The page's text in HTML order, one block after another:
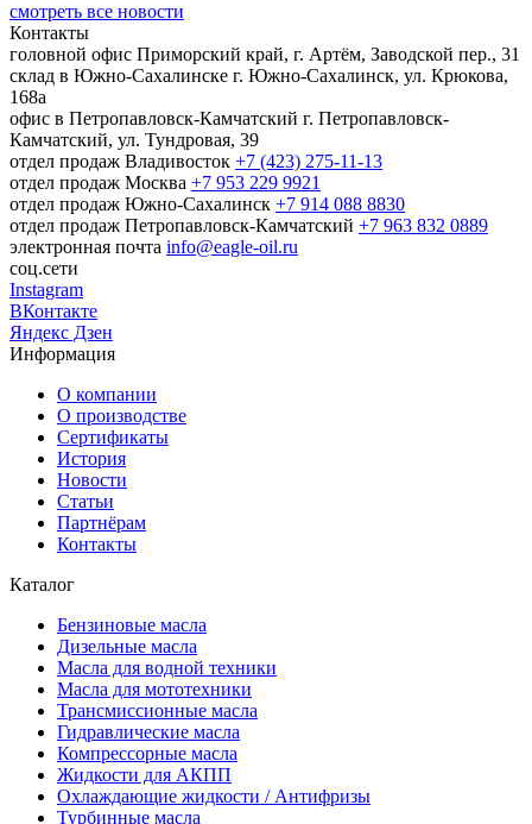
смотреть все новости
Контакты
головной офис Приморский край, г. Артём, Заводской пер., 31
склад в Южно-Сахалинске г. Южно-Сахалинск, ул. Крюкова,
168а
офис в Петропавловск-Камчатский г. Петропавловск-
Камчатский, ул. Тундровая, 39
отдел продаж Владивосток +7 (423) 275-11-13
отдел продаж Москва +7 953 229 9921
отдел продаж Южно-Сахалинск +7 914 088 8830
отдел продаж Петропавловск-Камчатский +7 963 832 0889
электронная почта info@eagle-oil.ru
соц.сети
Instagram
ВКонтакте
Яндекс Дзен
Информация
О компании
О производстве
Сертификаты
История
Новости
Статьи
Партнёрам
Контакты
Каталог
Бензиновые масла
Дизельные масла
Масла для водной техники
Масла для мототехники
Трансмиссионные масла
Гидравлические масла
Компрессорные масла
Жидкости для АКПП
Охлаждающие жидкости / Антифризы
Турбинные масла